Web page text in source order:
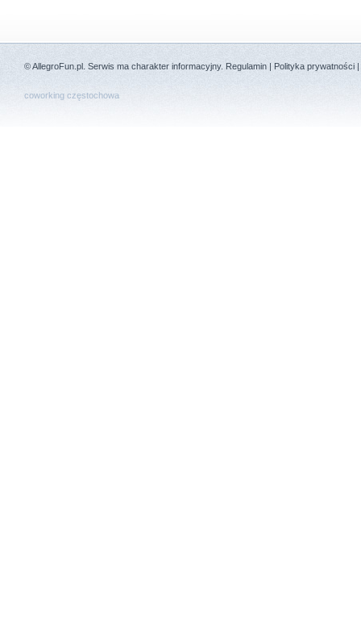
©AllegroFun.pl . Serwis ma charakter informacyjny. Regulamin | Polityka prywatności |
coworking częstochowa